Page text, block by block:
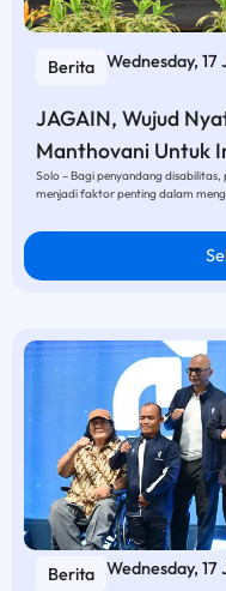
Berita Wednesday, 17
JAGAIN, Wujud
Manthovani Untuk
Solo – Bagi penyandang
menjadi faktor penting dalam
Berita Wednesday, 17